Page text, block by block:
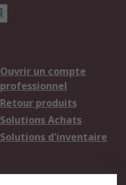
Ouvrir un compte
professionnel
Retour produits
Solutions Achats
Solutions d'inventaire